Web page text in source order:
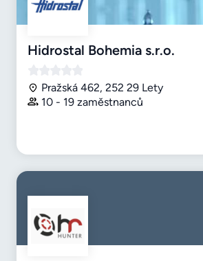
Hidrostal Bohemia s.r.o.
Pražská 462, 252 29 Lety
10 - 19 zaměstnanců